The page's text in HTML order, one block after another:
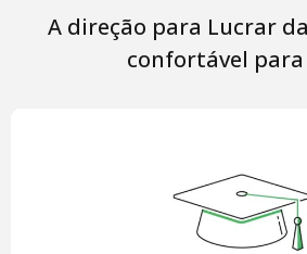
A direção para Lucrar
confortável para